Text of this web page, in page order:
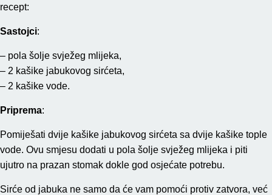
recept:
Sastojci:
– pola šolje svježeg mlijeka,
– 2 kašike jabukovog sirćeta,
– 2 kašike vode.
Priprema:
Pomiješati dvije kašike jabukovog sirćeta sa dvije kašike tople
vode. Ovu smjesu dodati u pola šolje svježeg mlijeka i piti
ujutro na prazan stomak dokle god osjećate potrebu.
Sirće od jabuka ne samo da će vam pomoći protiv zatvora, već